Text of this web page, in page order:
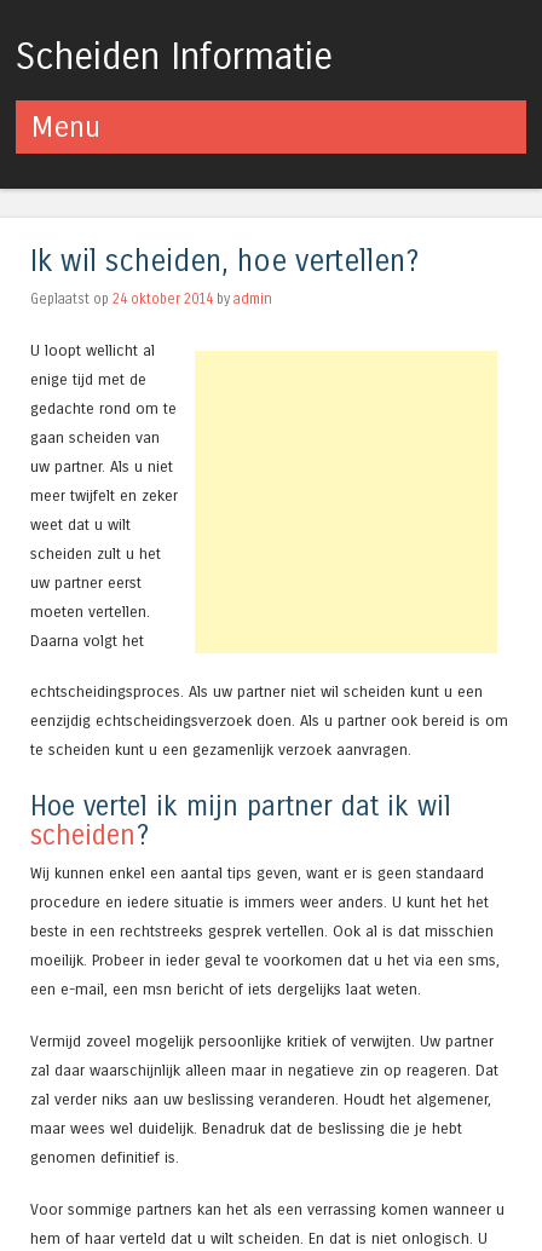
Scheiden Informatie
Menu
Ik wil scheiden, hoe vertellen?
Geplaatst op 24 oktober 2014 by admin
U loopt wellicht al
enige tijd met de
gedachte rond om te
gaan scheiden van
uw partner. Als u niet
meer twijfelt en zeker
weet dat u wilt
scheiden zult u het
uw partner eerst
moeten vertellen.
Daarna volgt het
echtscheidingsproces. Als uw partner niet wil scheiden kunt u een
eenzijdig echtscheidingsverzoek doen. Als u partner ook bereid is om
te scheiden kunt u een gezamenlijk verzoek aanvragen.
Hoe vertel ik mijn partner dat ik wil
scheiden?
Wij kunnen enkel een aantal tips geven, want er is geen standaard
procedure en iedere situatie is immers weer anders. U kunt het het
beste in een rechtstreeks gesprek vertellen. Ook al is dat misschien
moeilijk. Probeer in ieder geval te voorkomen dat u het via een sms,
een e-mail, een msn bericht of iets dergelijks laat weten.
Vermijd zoveel mogelijk persoonlijke kritiek of verwijten. Uw partner
zal daar waarschijnlijk alleen maar in negatieve zin op reageren. Dat
zal verder niks aan uw beslissing veranderen. Houdt het algemener,
maar wees wel duidelijk. Benadruk dat de beslissing die je hebt
genomen definitief is.
Voor sommige partners kan het als een verrassing komen wanneer u
hem of haar verteld dat u wilt scheiden. En dat is niet onlogisch. U